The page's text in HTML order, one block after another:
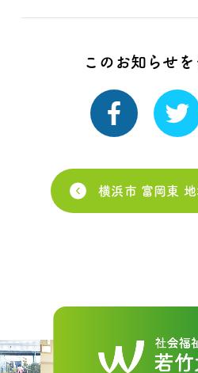
このお知らせを
横浜市 富岡東